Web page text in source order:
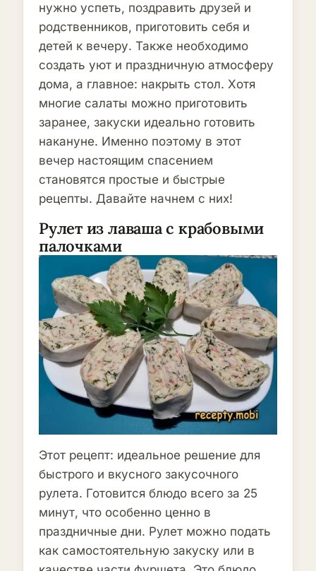
нужно успеть, поздравить друзей и
родственников, приготовить себя и
детей к вечеру. Также необходимо
создать уют и праздничную атмосферу
дома, а главное: накрыть стол. Хотя
многие салаты можно приготовить
заранее, закуски идеально готовить
накануне. Именно поэтому в этот
вечер настоящим спасением
становятся простые и быстрые
рецепты. Давайте начнем с них!
Рулет из лаваша с крабовыми
палочками
Этот рецепт: идеальное решение для
быстрого и вкусного закусочного
рулета. Готовится блюдо всего за 25
минут, что особенно ценно в
праздничные дни. Рулет можно подать
как самостоятельную закуску или в